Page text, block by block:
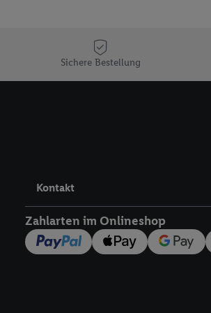
Sichere Bestellung
Kontakt
Zahlarten im Onlineshop